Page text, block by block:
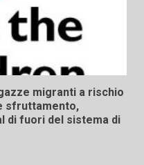
migranti a rischio
sfruttamento,
di fuori del sistema di